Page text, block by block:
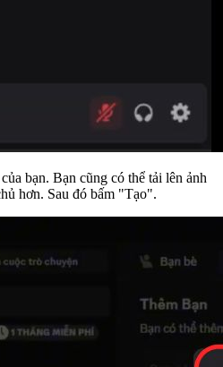
bạn. Bạn cũng có thể tải lên ảnh
hơn. Sau đó bấm "Tạo".